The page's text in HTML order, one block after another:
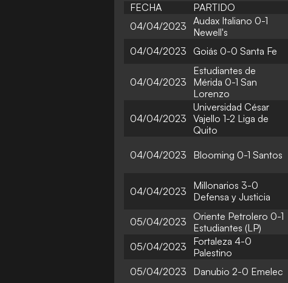
FECHA PARTIDO
04/04/2023 Audax Italiano 0-1
Newell's
04/04/2023 Goiás 0-0 Santa Fe
04/04/2023
Estudiantes de
Mérida 0-1 San
Lorenzo
04/04/2023
Universidad César
Vajello 1-2 Liga de
Quito
04/04/2023 Blooming 0-1 Santos
04/04/2023
Millonarios 3-0
Defensa y Justicia
05/04/2023
Oriente Petrolero 0-1
Estudiantes (LP)
05/04/2023
Fortaleza 4-0
Palestino
05/04/2023 Danubio 2-0 Emelec